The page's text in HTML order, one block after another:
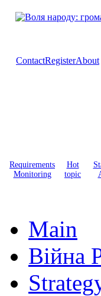
ContactRegisterAbout
Requirements
Monitoring
Hot
topic
Main
Війна